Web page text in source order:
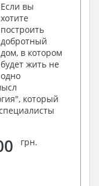
Если вы
хотите
построить
добротный
дом, в котором
будет жить не
одно
который
грн.